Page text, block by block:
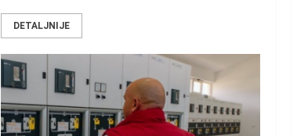
DETALJNIJE